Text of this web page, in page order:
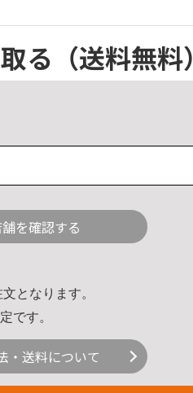
る （送料無料）
を確認する
となります。
です。
・送料について